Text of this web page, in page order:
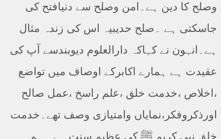
وصلح کا دین ہے۔امن وصلح سے دنیافتح کی
جاسکتی ہے ۔صلح حدیبیہ اس کی زندہ مثال
ہے۔انہون نے کہاکہ دارالعلوم دیوبندسے آپ کی
عقیدت ہے ہمارے اکابرکے اوصاف میں تواضع
،اخلاص ،خدمت خلق ،علم راسخ ،عمل صالح
اورذکروفکر،نمایاں وامتیازی وصف تھے۔خدمت
خلق نبی کریم ﷺ کی عظیم سنت ہے۔ ہم